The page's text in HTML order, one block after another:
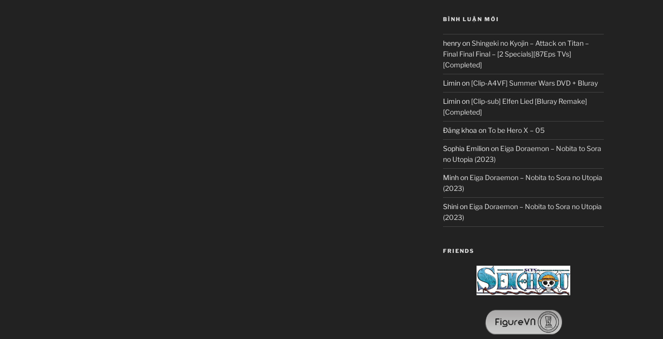
BÌNH LUẬN MỚI
henryonShingeki no Kyojin – Attack on Titan –
Final Final Final – [2 Specials][87Eps TVs]
[Completed]
Liminon [Clip-A4VF] Summer Wars DVD + Bluray
Liminon [Clip-sub] Elfen Lied [Bluray Remake]
[Completed]
Đăng khoa onTo be Hero X – 05
Sophia Emilionon Eiga Doraemon – Nobita to Sora
no Utopia (2023)
Minhon Eiga Doraemon – Nobita to Sora no Utopia
(2023)
Shinion Eiga Doraemon – Nobita to Sora no Utopia
(2023)
FRIENDS